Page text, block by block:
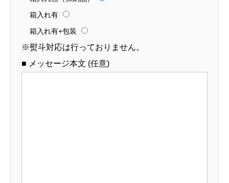
箱入れ有
箱入れ有+包装
※熨斗対応は行っておりません。
■ メッセージ本文 (任意)